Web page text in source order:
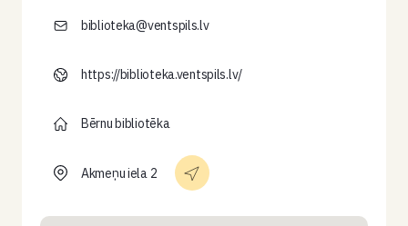
biblioteka@ventspils.lv
https://biblioteka.ventspils.lv/
Bērnu bibliotēka
Akmeņu iela 2